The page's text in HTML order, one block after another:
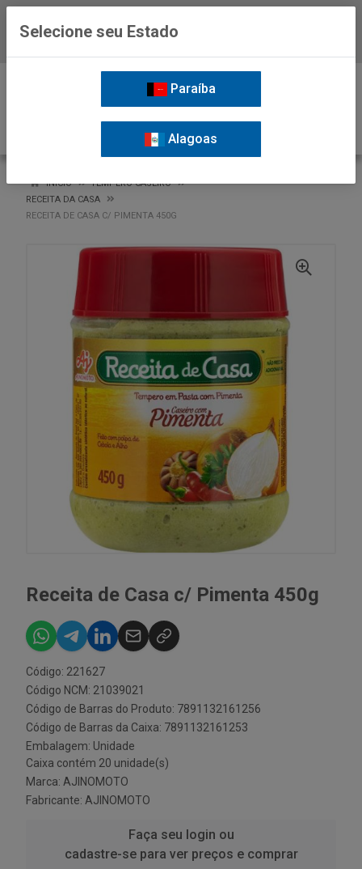
INÍCIO
TEMPERO CASEIRO
RECEITA DA CASA
RECEITA DE CASA C/ PIMENTA 450G
Receita de Casa c/ Pimenta 450g
Código: 221627
Código NCM: 21039021
Código de Barras do Produto: 7891132161256
Código de Barras da Caixa: 7891132161253
Embalagem: Unidade
Caixa contém 20 unidade(s)
Marca: AJINOMOTO
Fabricante: AJINOMOTO
Faça seu login ou
cadastre-se para ver preços e comprar
Selecione seu Estado
Paraíba
Alagoas